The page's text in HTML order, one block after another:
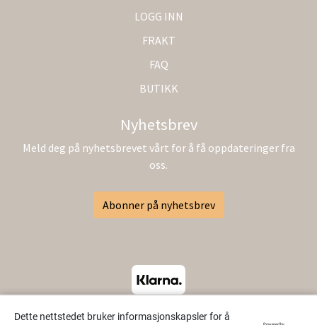
Dette nettstedet bruker informasjonskapsler for å
Powered by
LOGG INN
FRAKT
FAQ
BUTIKK
Nyhetsbrev
Meld deg på nyhetsbrevet vårt for å få oppdateringer fra
oss.
Abonner på nyhetsbrev